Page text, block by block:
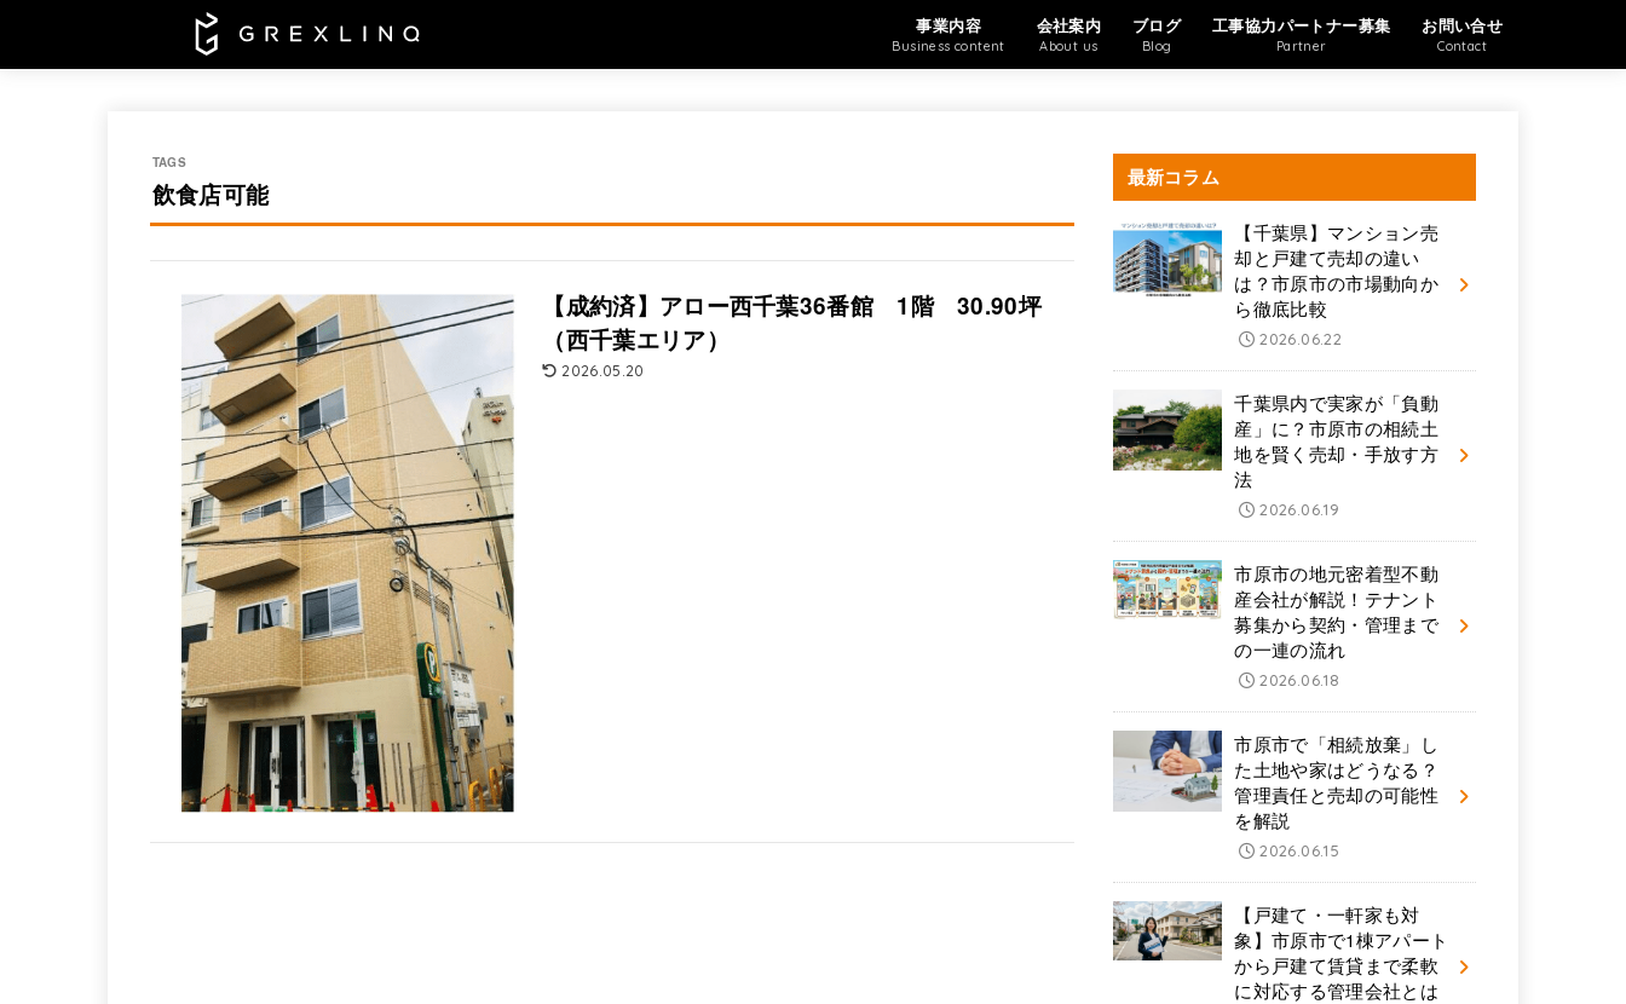
事業内容
Business content
会社案内
About us
ブログ
Blog
工事協力パートナー募集
Partner
お問い合せ
Contact
飲食店可能
【成約済】アロー西千葉36番館 1階 30.90坪
（西千葉エリア）
2026.05.20
最新コラム
【千葉県】マンション売
却と戸建て売却の違い
は？市原市の市場動向か
ら徹底比較
2026.06.22
千葉県内で実家が「負動
産」に？市原市の相続土
地を賢く売却・手放す方
法
2026.06.19
市原市の地元密着型不動
産会社が解説！テナント
募集から契約・管理まで
の一連の流れ
2026.06.18
市原市で「相続放棄」し
た土地や家はどうなる？
管理責任と売却の可能性
を解説
2026.06.15
【戸建て・一軒家も対
象】市原市で1棟アパート
から戸建て賃貸まで柔軟
に対応する管理会社とは